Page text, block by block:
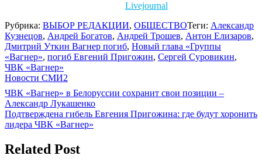
Livejournal
Рубрика: ВЫБОР РЕДАКЦИИ, ОБЩЕСТВОТеги: Александр
Кузнецов, Андрей Богатов, Андрей Трошев, Антон Елизаров,
Дмитрий Уткин Вагнер погиб, Новый глава «Группы
«Вагнер», погиб Евгений Пригожин, Сергей Суровикин,
ЧВК «Вагнер»
Новости СМИ2
Навигация
по
записям
ЧВК «Вагнер» в Белоруссии сохранит свои позиции –
Александр Лукашенко
Подтверждена гибель Евгения Пригожина: где будут хоронить
лидера ЧВК «Вагнер»
Related Post